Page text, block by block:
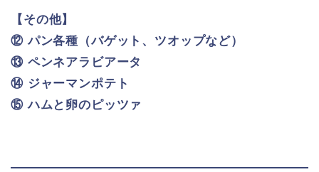
【その他】
⑫ パン各種（バゲット、ツオップなど）
⑬ ペンネアラビアータ
⑭ ジャーマンポテト
⑮ ハムと卵のピッツァ